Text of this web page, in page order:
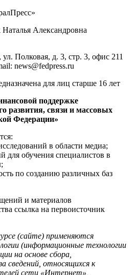
Александровна
Полковая, д. 3, стр. 3, офис 211
news@fedpress.ru
для лиц старше 16 лет
поддержке
развития, связи и массовых
Федерации»
в области медиа;
для обучения специалистов в
по созданию различных баз
и материалов
ссылка на первоисточник
(сайте) применяются
(информационные технологии
на основе сбора,
сведений, относящихся к
сети «Интернет»,